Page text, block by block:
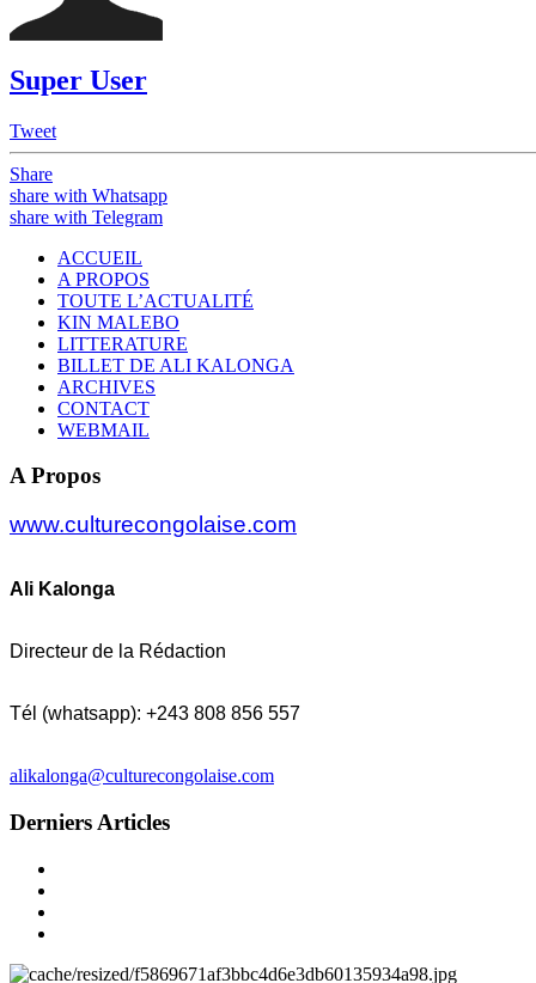
Super User
Tweet
Share
share with Whatsapp
share with Telegram
ACCUEIL
A PROPOS
TOUTE L’ACTUALITÉ
KIN MALEBO
LITTERATURE
BILLET DE ALI KALONGA
ARCHIVES
CONTACT
WEBMAIL
A Propos
www.culturecongolaise.com
Ali Kalonga
Directeur de la Rédaction
Tél (whatsapp): +243 808 856 557
alikalonga@culturecongolaise.com
Derniers Articles